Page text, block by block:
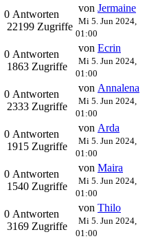
0 Antworten
22199 Zugriffe
von Jermaine
Mi 5. Jun 2024,
01:00
0 Antworten
1863 Zugriffe
von Ecrin
Mi 5. Jun 2024,
01:00
0 Antworten
2333 Zugriffe
von Annalena
Mi 5. Jun 2024,
01:00
0 Antworten
1915 Zugriffe
von Arda
Mi 5. Jun 2024,
01:00
0 Antworten
1540 Zugriffe
von Maira
Mi 5. Jun 2024,
01:00
0 Antworten
3169 Zugriffe
von Thilo
Mi 5. Jun 2024,
01:00